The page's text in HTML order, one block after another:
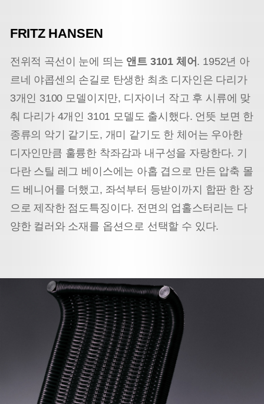
FRITZ HANSEN
전위적 곡선이 눈에 띄는 앤트 3101 체어 . 1952년 아
르네 야콥센의 손길로 탄생한 최초 디자인은 다리가
3개인 3100 모델이지만, 디자이너 작고 후 시류에 맞
춰 다리가 4개인 3101 모델도 출시했다. 언뜻 보면 한
종류의 악기 같기도, 개미 같기도 한 체어는 우아한
디자인만큼 훌륭한 착좌감과 내구성을 자랑한다. 기
다란 스틸 레그 베이스에는 아홉 겹으로 만든 압축 몰
드 베니어를 더했고, 좌석부터 등받이까지 합판 한 장
으로 제작한 점도특징이다. 전면의 업홀스터리는 다
양한 컬러와 소재를 옵션으로 선택할 수 있다.